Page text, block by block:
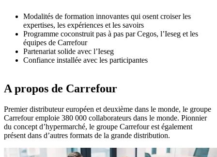
Modalités de formation innovantes qui osent croiser les
expertises, les expériences et les savoirs
Programme coconstruit pas à pas par Cegos, l’Ieseg et les
équipes de Carrefour
Partenariat solide avec l’Ieseg
Confiance installée avec les participantes
A propos de Carrefour
Premier distributeur européen et deuxième dans le monde, le groupe
Carrefour emploie 380 000 collaborateurs dans le monde. Pionnier
du concept d’hypermarché, le groupe Carrefour est également
présent dans d’autres formats de la grande distribution.